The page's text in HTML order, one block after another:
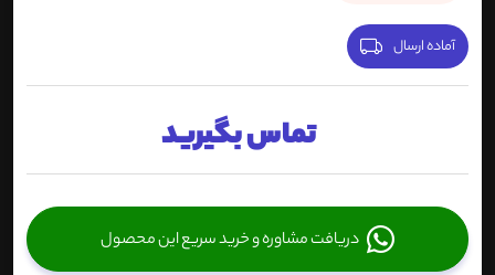
آماده ارسال
تماس بگیرید
دریافت مشاوره و خرید سریع این محصول